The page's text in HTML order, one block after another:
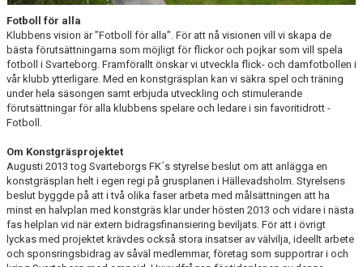
HYRA SPARPLAN
TRÄNINGSLÄGER
KONSTGRÄSTIDER
GRÄSROTEN
Fotboll för alla
Klubbens vision är ”Fotboll för alla”. För att nå visionen vill vi skapa de
bästa förutsättningarna som möjligt för flickor och pojkar som vill spela
fotboll i Svarteborg. Framförallt önskar vi utveckla flick- och damfotbollen i
vår klubb ytterligare. Med en konstgräsplan kan vi säkra spel och träning
under hela säsongen samt erbjuda utveckling och stimulerande
förutsättningar för alla klubbens spelare och ledare i sin favoritidrott -
Fotboll.
Om Konstgräsprojektet
Augusti 2013 tog Svarteborgs FK´s styrelse beslut om att anlägga en
konstgräsplan helt i egen regi på grusplanen i Hällevadsholm. Styrelsens
beslut byggde på att i två olika faser arbeta med målsättningen att ha
minst en halvplan med konstgräs klar under hösten 2013 och vidare i nästa
fas helplan vid när extern bidragsfinansiering beviljats. För att i övrigt
lyckas med projektet krävdes också stora insatser av välvilja, ideellt arbete
och sponsringsbidrag av såväl medlemmar, företag som supportrar i och